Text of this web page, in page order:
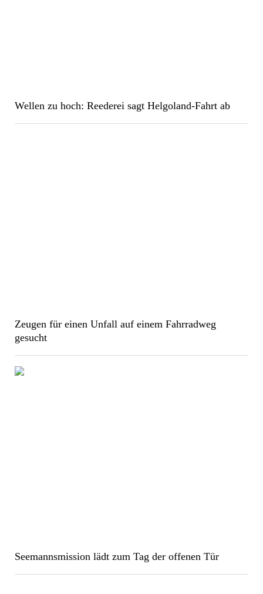
Wellen zu hoch: Reederei sagt Helgoland-Fahrt ab
Zeugen für einen Unfall auf einem Fahrradweg
gesucht
Seemannsmission lädt zum Tag der offenen Tür